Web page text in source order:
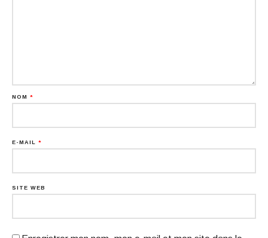
NOM *
E-MAIL *
SITE WEB